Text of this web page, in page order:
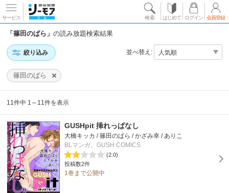
サービス 検索 はじめて ログイン 会員登録
「篠田のばら」の読み放題検索結果
絞り込み 並べ替え:
篠田のばら
11件中 1～11件を表示
GUSHpit 挿れっぱなし
大橋キッカ / 篠田のばら / かざみ幸 / ありこ
BLマンガ、GUSH COMICS
(2.0)
投稿数2件
1巻まで公開中